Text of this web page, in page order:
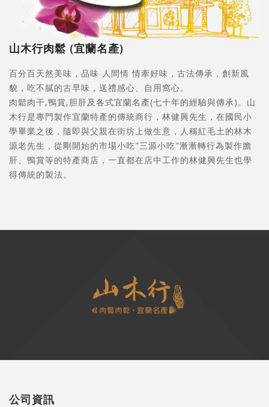
山木行肉鬆 (宜蘭名產)
百分百天然美味，品味 人間情 情牽好味，古法傳承，創新風
貌，吃不膩的古早味，送禮感心、自用窩心。
肉鬆肉干,鴨賞,胆肝及各式宜蘭名產(七十年的經驗與傳承)。山
木行是專門製作宜蘭特產的傳統商行，林健興先生，在國民小
學畢業之後，隨即與父親在街坊上做生意，人稱紅毛土的林木
源老先生，從剛開始的市場小吃"三源小吃"漸漸轉行為製作膽
肝、鴨賞等的特產商店，一直都在店中工作的林健興先生也學
得傳統的製法。
公司資訊